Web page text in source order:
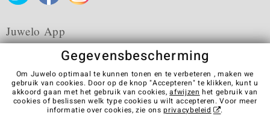
Juwelo App
Algemene verkoopvoorwaarden Privacybeleid
Cookies
Colofon
Contact Contract herroepen
Gegevensbescherming
Om Juwelo optimaal te kunnen tonen en te verbeteren , maken we
gebruik van cookies. Door op de knop "Accepteren" te klikken, kunt u
akkoord gaan met het gebruik van cookies,afwijzen het gebruik van
cookies of beslissen welk type cookies u wilt accepteren. Voor meer
informatie over cookies, zie onsprivacybeleid .